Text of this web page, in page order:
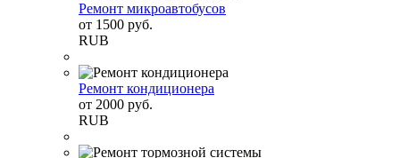
Ремонт микроавтобусов
от 1500 руб.
RUB
Ремонт кондиционера
от 2000 руб.
RUB